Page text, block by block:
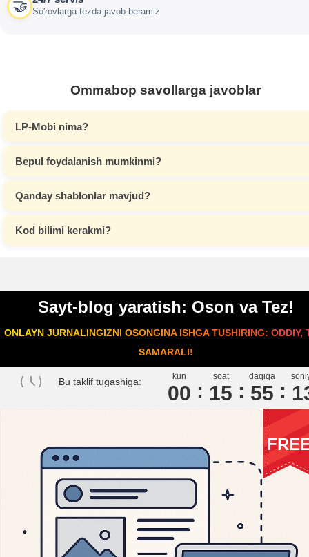
🤝 So'rovlarga tezda javob beramiz
Ommabop savollarga javoblar
LP-Mobi nima?
Bepul foydalanish mumkinmi?
Qanday shablonlar mavjud?
Kod bilimi kerakmi?
Sayt-blog yaratish: Oson va Tez!
ONLAYN JURNALINGIZNI OSONGINA ISHGA TUSHIRING: ODDIY,
SAMARALI!
Bu taklif tugashiga: kun
00
soat
15
daqiqa
55 1